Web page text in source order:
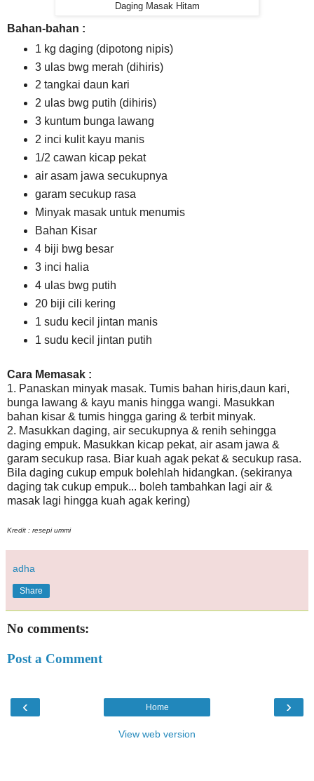
Daging Masak Hitam
Bahan-bahan :
1 kg daging (dipotong nipis)
3 ulas bwg merah (dihiris)
2 tangkai daun kari
2 ulas bwg putih (dihiris)
3 kuntum bunga lawang
2 inci kulit kayu manis
1/2 cawan kicap pekat
air asam jawa secukupnya
garam secukup rasa
Minyak masak untuk menumis
Bahan Kisar
4 biji bwg besar
3 inci halia
4 ulas bwg putih
20 biji cili kering
1 sudu kecil jintan manis
1 sudu kecil jintan putih
Cara Memasak :
1. Panaskan minyak masak. Tumis bahan hiris,daun kari,
bunga lawang & kayu manis hingga wangi. Masukkan
bahan kisar & tumis hingga garing & terbit minyak.
2. Masukkan daging, air secukupnya & renih sehingga
daging empuk. Masukkan kicap pekat, air asam jawa &
garam secukup rasa. Biar kuah agak pekat & secukup rasa.
Bila daging cukup empuk bolehlah hidangkan. (sekiranya
daging tak cukup empuk... boleh tambahkan lagi air &
masak lagi hingga kuah agak kering)
Kredit : resepi ummi
adha
Share
No comments:
Post a Comment
‹ ›
Home
View web version